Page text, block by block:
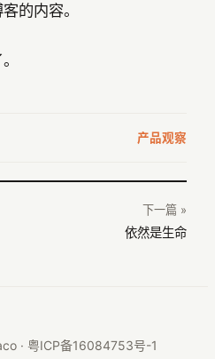
的内容。
产品观察
下一篇 »
依然是生命
· 粤ICP备16084753号-1